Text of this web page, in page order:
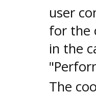
user
for the
in the
The